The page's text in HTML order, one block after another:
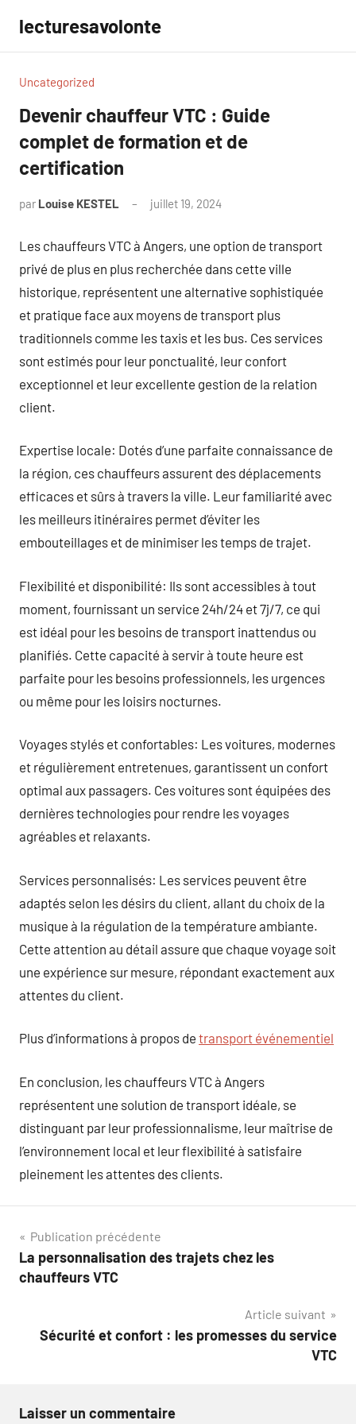
contenu
lecturesavolonte
Uncategorized
Devenir chauffeur VTC : Guide
complet de formation et de
certification
par Louise KESTEL juillet 19, 2024
Les chauffeurs VTC à Angers, une option de transport
privé de plus en plus recherchée dans cette ville
historique, représentent une alternative sophistiquée
et pratique face aux moyens de transport plus
traditionnels comme les taxis et les bus. Ces services
sont estimés pour leur ponctualité, leur confort
exceptionnel et leur excellente gestion de la relation
client.
Expertise locale: Dotés d’une parfaite connaissance de
la région, ces chauffeurs assurent des déplacements
efficaces et sûrs à travers la ville. Leur familiarité avec
les meilleurs itinéraires permet d’éviter les
embouteillages et de minimiser les temps de trajet.
Flexibilité et disponibilité: Ils sont accessibles à tout
moment, fournissant un service 24h/24 et 7j/7, ce qui
est idéal pour les besoins de transport inattendus ou
planifiés. Cette capacité à servir à toute heure est
parfaite pour les besoins professionnels, les urgences
ou même pour les loisirs nocturnes.
Voyages stylés et confortables: Les voitures, modernes
et régulièrement entretenues, garantissent un confort
optimal aux passagers. Ces voitures sont équipées des
dernières technologies pour rendre les voyages
agréables et relaxants.
Services personnalisés: Les services peuvent être
adaptés selon les désirs du client, allant du choix de la
musique à la régulation de la température ambiante.
Cette attention au détail assure que chaque voyage soit
une expérience sur mesure, répondant exactement aux
attentes du client.
Plus d’informations à propos de transport événementiel
En conclusion, les chauffeurs VTC à Angers
représentent une solution de transport idéale, se
distinguant par leur professionnalisme, leur maîtrise de
l’environnement local et leur flexibilité à satisfaire
pleinement les attentes des clients.
Navigation
de
Publication précédente
La personnalisation des trajets chez les
chauffeurs VTC
Article suivant
Sécurité et confort : les promesses du service
VTC
Laisser un commentaire